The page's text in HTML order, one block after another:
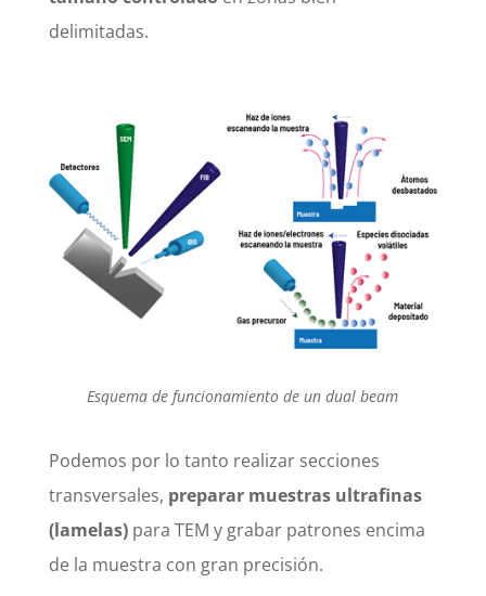
delimitadas.
Esquema de funcionamiento de un dual beam
Podemos por lo tanto realizar secciones
transversales, preparar muestras ultrafinas
(lamelas)para TEM y grabar patrones encima
de la muestra con gran precisión.